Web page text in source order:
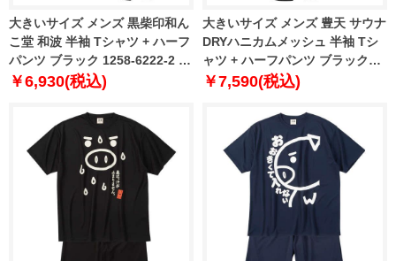
大きいサイズ メンズ 黒柴印和ん
こ堂 和波 半袖 Tシャツ + ハーフ
パンツ ブラック 1258-6222-2 3L
4L 5L 6L 8L
￥6,930(税込)
大きいサイズ メンズ 豊天 サウナ
DRYハニカムメッシュ 半袖 Tシ
ャツ + ハーフパンツ ブラック
1258-6260-1 3L 4L 5L 6L 7L 8L
￥7,590(税込)